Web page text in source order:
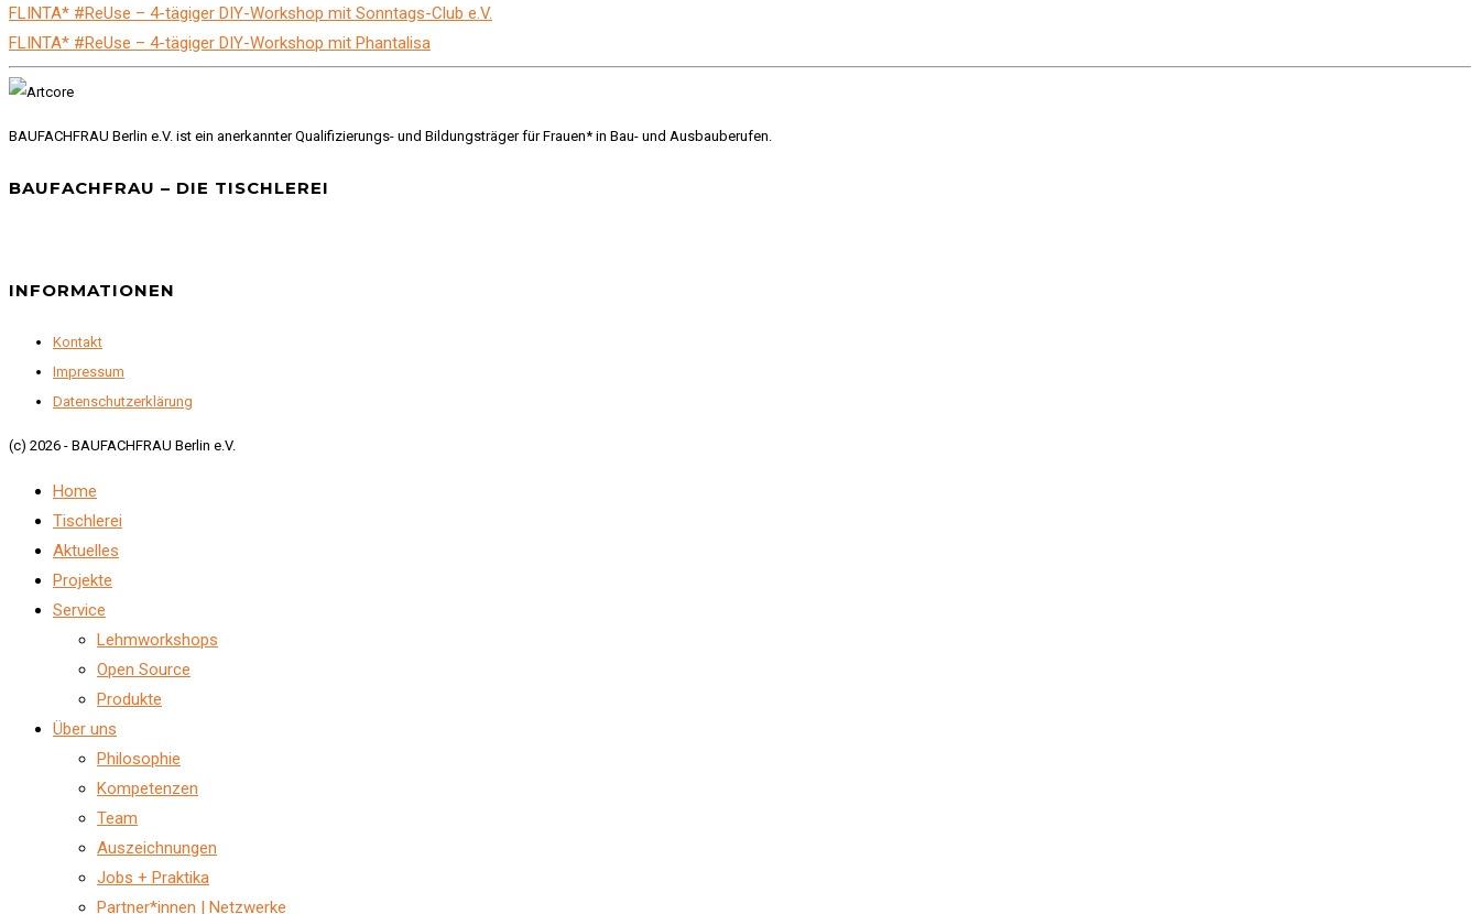
FLINTA* #ReUse – 4-tägiger DIY-Workshop mit Sonntags-Club e.V.
FLINTA* #ReUse – 4-tägiger DIY-Workshop mit Phantalisa
BAUFACHFRAU Berlin e.V. ist ein anerkannter Qualifizierungs- und Bildungsträger für Frauen* in Bau- und Ausbauberufen.
BAUFACHFRAU – DIE TISCHLEREI
INFORMATIONEN
Kontakt
Impressum
Datenschutzerklärung
(c) 2026 - BAUFACHFRAU Berlin e.V.
Home
Tischlerei
Aktuelles
Projekte
Service
Lehmworkshops
Open Source
Produkte
Über uns
Philosophie
Kompetenzen
Team
Auszeichnungen
Jobs + Praktika
Partner*innen | Netzwerke